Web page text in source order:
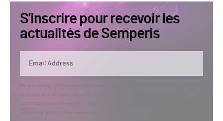
S'inscrire pour recevoir les
actualités de Semperis
By submitting, you agree that Semperis may send you information regarding its
products and services, and use and process your personal information in
accordance with Semperis’
contacting privacy@semperis.com.